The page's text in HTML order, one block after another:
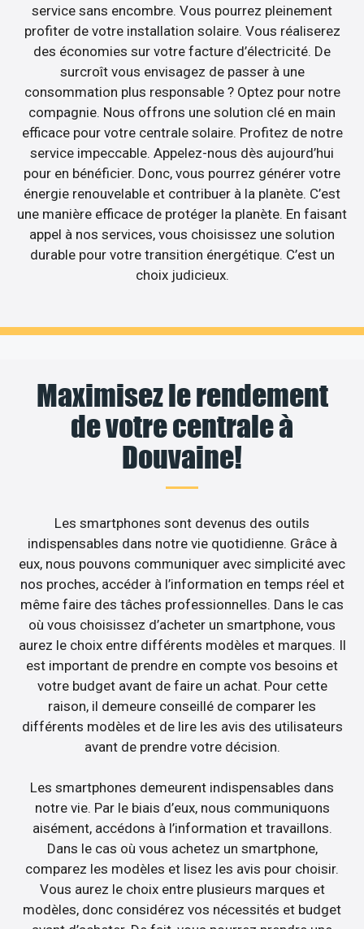
service sans encombre. Vous pourrez pleinement
profiter de votre installation solaire. Vous réaliserez
des économies sur votre facture d’électricité. De
surcroît vous envisagez de passer à une
consommation plus responsable ? Optez pour notre
compagnie. Nous offrons une solution clé en main
efficace pour votre centrale solaire. Profitez de notre
service impeccable. Appelez-nous dès aujourd’hui
pour en bénéficier. Donc, vous pourrez générer votre
énergie renouvelable et contribuer à la planète. C’est
une manière efficace de protéger la planète. En faisant
appel à nos services, vous choisissez une solution
durable pour votre transition énergétique. C’est un
choix judicieux.
Maximisez le rendement
de votre centrale à
Douvaine!
Les smartphones sont devenus des outils
indispensables dans notre vie quotidienne. Grâce à
eux, nous pouvons communiquer avec simplicité avec
nos proches, accéder à l’information en temps réel et
même faire des tâches professionnelles. Dans le cas
où vous choisissez d’acheter un smartphone, vous
aurez le choix entre différents modèles et marques. Il
est important de prendre en compte vos besoins et
votre budget avant de faire un achat. Pour cette
raison, il demeure conseillé de comparer les
différents modèles et de lire les avis des utilisateurs
avant de prendre votre décision.
Les smartphones demeurent indispensables dans
notre vie. Par le biais d’eux, nous communiquons
aisément, accédons à l’information et travaillons.
Dans le cas où vous achetez un smartphone,
comparez les modèles et lisez les avis pour choisir.
Vous aurez le choix entre plusieurs marques et
modèles, donc considérez vos nécessités et budget